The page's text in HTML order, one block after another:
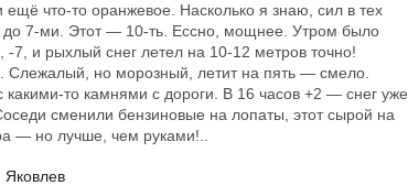
ещё что-то оранжевое. Насколько я знаю, сил в тех
до 7-ми. Этот — 10-ть. Ессно, мощнее. Утром было
-7, и рыхлый снег летел на 10-12 метров точно!
Слежалый, но морозный, летит на пять — смело.
какими-то камнями с дороги. В 16 часов +2 — снег уже
сменили бензиновые на лопаты, этот сырой на
— но лучше, чем руками!..